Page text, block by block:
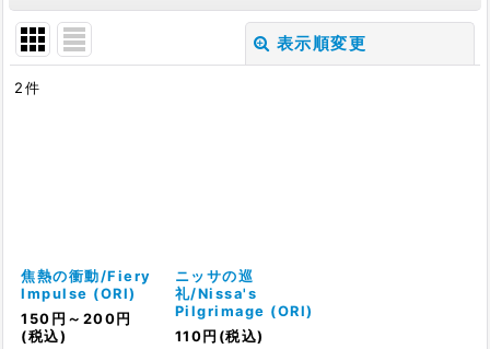
表示順変更
絞り込む
2件
焦熱の衝動/Fiery
Impulse (ORI)
150 円 ～200 円
(税込)
ニッサの巡
礼/Nissa's
Pilgrimage (ORI)
110 円 (税込)